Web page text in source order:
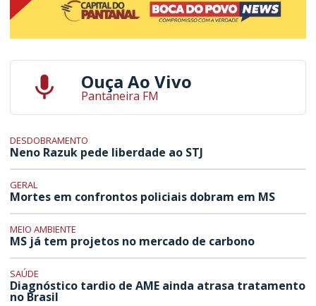
Ouça Ao Vivo
Pantaneira FM
DESDOBRAMENTO
Neno Razuk pede liberdade ao STJ
GERAL
Mortes em confrontos policiais dobram em MS
MEIO AMBIENTE
MS já tem projetos no mercado de carbono
SAÚDE
Diagnóstico tardio de AME ainda atrasa tratamento
no Brasil